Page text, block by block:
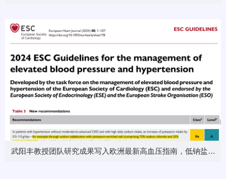
武阳丰教授团队研究成果写入欧洲最新高血压指南，低钠盐成